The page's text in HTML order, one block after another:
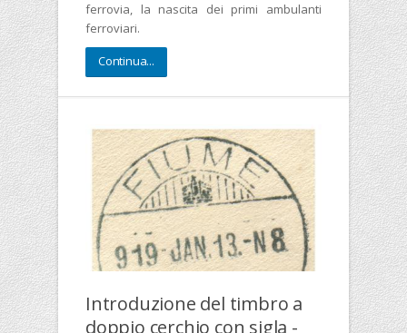
ferrovia, la nascita dei primi ambulanti
ferroviari.
Continua...
Introduzione del timbro a
doppio cerchio con sigla -